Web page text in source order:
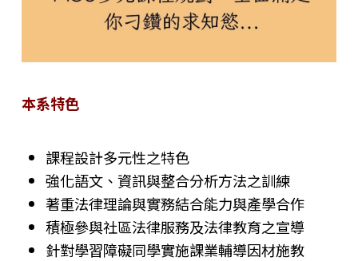
本系特色
課程設計多元性之特色
強化語文、資訊與整合分析方法之訓練
著重法律理論與實務結合能力與產學合作
積極參與社區法律服務及法律教育之宣導
針對學習障礙同學實施課業輔導因材施教